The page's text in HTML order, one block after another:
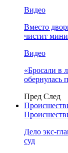
Видео
Вместо
чистит
Видео
«Бросали в
обернулась
Пред След
Дело экс-
суд